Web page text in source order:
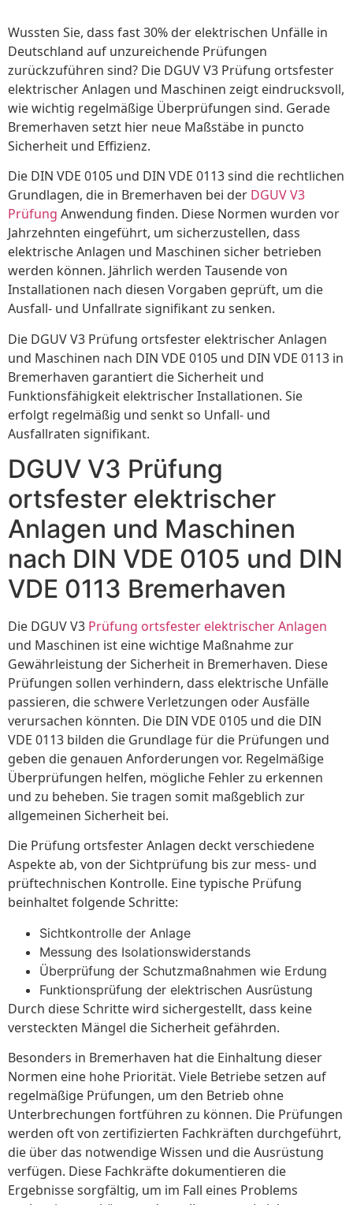
Wussten Sie, dass fast 30% der elektrischen Unfälle in
Deutschland auf unzureichende Prüfungen
zurückzuführen sind? Die DGUV V3 Prüfung ortsfester
elektrischer Anlagen und Maschinen zeigt eindrucksvoll,
wie wichtig regelmäßige Überprüfungen sind. Gerade
Bremerhaven setzt hier neue Maßstäbe in puncto
Sicherheit und Effizienz.
Die DIN VDE 0105 und DIN VDE 0113 sind die rechtlichen
Grundlagen, die in Bremerhaven bei der DGUV V3
Prüfung Anwendung finden. Diese Normen wurden vor
Jahrzehnten eingeführt, um sicherzustellen, dass
elektrische Anlagen und Maschinen sicher betrieben
werden können. Jährlich werden Tausende von
Installationen nach diesen Vorgaben geprüft, um die
Ausfall- und Unfallrate signifikant zu senken.
Die DGUV V3 Prüfung ortsfester elektrischer Anlagen
und Maschinen nach DIN VDE 0105 und DIN VDE 0113 in
Bremerhaven garantiert die Sicherheit und
Funktionsfähigkeit elektrischer Installationen. Sie
erfolgt regelmäßig und senkt so Unfall- und
Ausfallraten signifikant.
DGUV V3 Prüfung
ortsfester elektrischer
Anlagen und Maschinen
nach DIN VDE 0105 und DIN
VDE 0113 Bremerhaven
Die DGUV V3 Prüfung ortsfester elektrischer Anlagen
und Maschinen ist eine wichtige Maßnahme zur
Gewährleistung der Sicherheit in Bremerhaven. Diese
Prüfungen sollen verhindern, dass elektrische Unfälle
passieren, die schwere Verletzungen oder Ausfälle
verursachen könnten. Die DIN VDE 0105 und die DIN
VDE 0113 bilden die Grundlage für die Prüfungen und
geben die genauen Anforderungen vor. Regelmäßige
Überprüfungen helfen, mögliche Fehler zu erkennen
und zu beheben. Sie tragen somit maßgeblich zur
allgemeinen Sicherheit bei.
Die Prüfung ortsfester Anlagen deckt verschiedene
Aspekte ab, von der Sichtprüfung bis zur mess- und
prüftechnischen Kontrolle. Eine typische Prüfung
beinhaltet folgende Schritte:
Sichtkontrolle der Anlage
Messung des Isolationswiderstands
Überprüfung der Schutzmaßnahmen wie Erdung
Funktionsprüfung der elektrischen Ausrüstung
Durch diese Schritte wird sichergestellt, dass keine
versteckten Mängel die Sicherheit gefährden.
Besonders in Bremerhaven hat die Einhaltung dieser
Normen eine hohe Priorität. Viele Betriebe setzen auf
regelmäßige Prüfungen, um den Betrieb ohne
Unterbrechungen fortführen zu können. Die Prüfungen
werden oft von zertifizierten Fachkräften durchgeführt,
die über das notwendige Wissen und die Ausrüstung
verfügen. Diese Fachkräfte dokumentieren die
Ergebnisse sorgfältig, um im Fall eines Problems